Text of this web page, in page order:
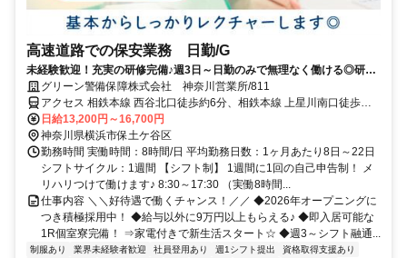
高速道路での保安業務 日勤/G
未経験歓迎！充実の研修完備♪週3日～日勤のみで無理なく働ける◎研修
中から日払い可能！
グリーン警備保障株式会社 神奈川営業所/811
アクセス 相鉄本線 西谷北口徒歩約6分、相鉄本線 上星川南口徒歩約
18分、ＪＲ相鉄直通線/ＪＲ横須賀線 羽沢横浜国大徒歩約26分 西谷駅
周辺の現場★直行直帰OK★神奈川県内に現場多数
日給13,200円～16,700円
神奈川県横浜市保土ケ谷区
勤務時間 実働時間：8時間/日 平均勤務日数：1ヶ月あたり8日～22日
シフトサイクル：1週間 【シフト制】 1週間に1回の自己申告制！ メ
リハリつけて働けます♪ 8:30～17:30 （実働8時間...
仕事内容 ＼＼好待遇で働くチャンス！／／ ◆2026年オープニングに
つき積極採用中！ ◆給与以外に9万円以上もらえる♪ ◆即入居可能な
1R個室寮完備！ ⇒家電付きで新生活スタート☆ ◆週3～シフト融通...
制服あり 業界未経験者歓迎 社員登用あり 週1シフト提出
資格取得支援あり